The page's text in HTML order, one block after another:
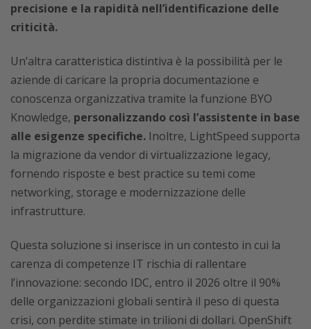
precisione e la rapidità nell’identificazione delle
criticità.
Un’altra caratteristica distintiva è la possibilità per le
aziende di caricare la propria documentazione e
conoscenza organizzativa tramite la funzione BYO
Knowledge, personalizzando così l’assistente in base
alle esigenze specifiche. Inoltre, LightSpeed supporta
la migrazione da vendor di virtualizzazione legacy,
fornendo risposte e best practice su temi come
networking, storage e modernizzazione delle
infrastrutture.
Questa soluzione si inserisce in un contesto in cui la
carenza di competenze IT rischia di rallentare
l’innovazione: secondo IDC, entro il 2026 oltre il 90%
delle organizzazioni globali sentirà il peso di questa
crisi, con perdite stimate in trilioni di dollari. OpenShift